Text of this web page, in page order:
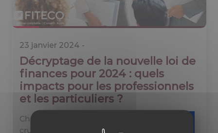
23 janvier 2024 -
Décryptage de la nouvelle loi de
finances pour 2024 : quels
impacts pour les professionnels
et les particuliers ?
Chez FITECO, nous comprenons l'importance
cruciale pour les professionnels et les